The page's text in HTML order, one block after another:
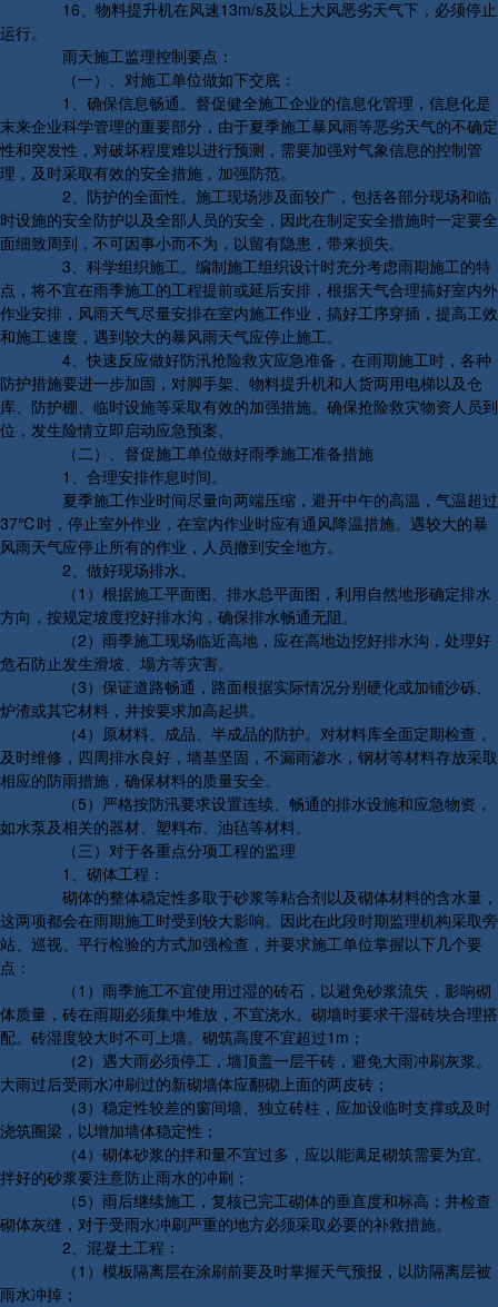
16、物料提升机在风速13m/s及以上大风恶劣天气下，必须停止
运行。
雨天施工监理控制要点：
（一）、对施工单位做如下交底：
1、确保信息畅通。督促健全施工企业的信息化管理，信息化是
末来企业科学管理的重要部分，由于夏季施工暴风雨等恶劣天气的不确定
性和突发性，对破坏程度难以进行预测，需要加强对气象信息的控制管
理，及时采取有效的安全措施，加强防范。
2、防护的全面性。施工现场涉及面较广，包括各部分现场和临
时设施的安全防护以及全部人员的安全，因此在制定安全措施时一定要全
面细致周到，不可因事小而不为，以留有隐患，带来损失。
3、科学组织施工。编制施工组织设计时充分考虑雨期施工的特
点，将不宜在雨季施工的工程提前或延后安排，根据天气合理搞好室内外
作业安排，风雨天气尽量安排在室内施工作业，搞好工序穿插，提高工效
和施工速度，遇到较大的暴风雨天气应停止施工。
4、快速反应做好防汛抢险救灾应急准备，在雨期施工时，各种
防护措施要进一步加固，对脚手架、物料提升机和人货两用电梯以及仓
库、防护棚、临时设施等采取有效的加强措施。确保抢险救灾物资人员到
位，发生险情立即启动应急预案。
（二）、督促施工单位做好雨季施工准备措施
1、合理安排作息时间。
夏季施工作业时间尽量向两端压缩，避开中午的高温，气温超过
37℃时，停止室外作业，在室内作业时应有通风降温措施。遇较大的暴
风雨天气应停止所有的作业，人员撤到安全地方。
2、做好现场排水。
（1）根据施工平面图、排水总平面图，利用自然地形确定排水
方向，按规定坡度挖好排水沟，确保排水畅通无阻。
（2）雨季施工现场临近高地，应在高地边挖好排水沟，处理好
危石防止发生滑坡、塌方等灾害。
（3）保证道路畅通，路面根据实际情况分别硬化或加铺沙砾、
炉渣或其它材料，并按要求加高起拱。
（4）原材料、成品、半成品的防护。对材料库全面定期检查，
及时维修，四周排水良好，墙基坚固，不漏雨渗水，钢材等材料存放采取
相应的防雨措施，确保材料的质量安全。
（5）严格按防汛要求设置连续、畅通的排水设施和应急物资，
如水泵及相关的器材、塑料布、油毡等材料。
（三）对于各重点分项工程的监理
1、砌体工程：
砌体的整体稳定性多取于砂浆等粘合剂以及砌体材料的含水量，
这两项都会在雨期施工时受到较大影响。因此在此段时期监理机构采取旁
站、巡视、平行检验的方式加强检查，并要求施工单位掌握以下几个要
点：
（1）雨季施工不宜使用过湿的砖石，以避免砂浆流失，影响砌
体质量，砖在雨期必须集中堆放，不宜浇水。砌墙时要求干湿砖块合理搭
配。砖湿度较大时不可上墙。砌筑高度不宜超过1m；
（2）遇大雨必须停工，墙顶盖一层干砖，避免大雨冲刷灰浆。
大雨过后受雨水冲刷过的新砌墙体应翻砌上面的两皮砖；
（3）稳定性较差的窗间墙、独立砖柱，应加设临时支撑或及时
浇筑圈梁，以增加墙体稳定性；
（4）砌体砂浆的拌和量不宜过多，应以能满足砌筑需要为宜。
拌好的砂浆要注意防止雨水的冲刷；
（5）雨后继续施工，复核已完工砌体的垂直度和标高；并检查
砌体灰缝，对于受雨水冲刷严重的地方必须采取必要的补救措施。
2、混凝土工程：
（1）模板隔离层在涂刷前要及时掌握天气预报，以防隔离层被
雨水冲掉；